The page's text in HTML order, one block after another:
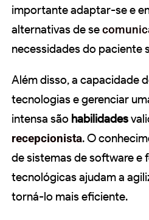
importante adaptar-se e
alternativas de se
necessidades do paciente
Além disso, a capacidade
tecnologias e gerenciar
intensa são habilidades
recepcionista. O
de sistemas de software e
tecnológicas ajudam a
torná-lo mais eficiente.